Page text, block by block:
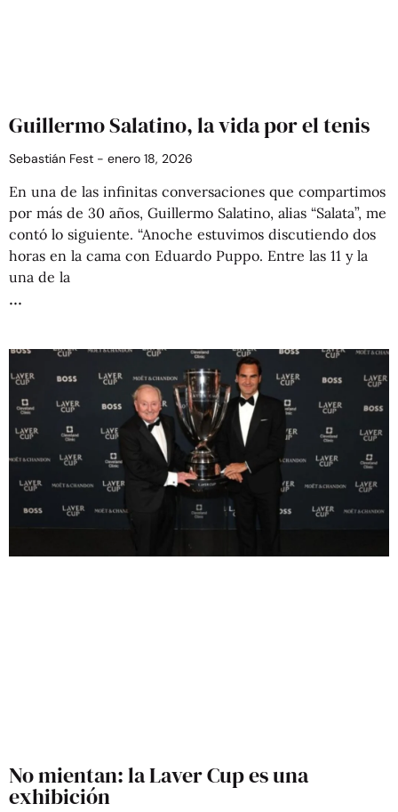
Guillermo Salatino, la vida por el tenis
Sebastián Fest enero 18, 2026
En una de las infinitas conversaciones que compartimos
por más de 30 años, Guillermo Salatino, alias “Salata”, me
contó lo siguiente. “Anoche estuvimos discutiendo dos
horas en la cama con Eduardo Puppo. Entre las 11 y la
una de la
No mientan: la Laver Cup es una
exhibición